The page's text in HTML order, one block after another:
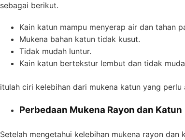
sebagai berikut.
Kain katun mampu menyerap air dan tahan
Mukena bahan katun tidak kusut.
Tidak mudah luntur.
Kain katun bertekstur lembut dan tidak
itulah ciri kelebihan dari mukena katun yang perlu
Perbedaan Mukena Rayon dan Katun
Setelah mengetahui kelebihan mukena rayon